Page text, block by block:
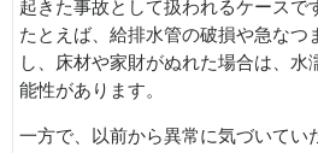
起きた事故として扱われるケースで
たとえば、給排水管の破損や急なつ
し、床材や家財がぬれた場合は、水
能性があります。
一方で、以前から異常に気づいてい